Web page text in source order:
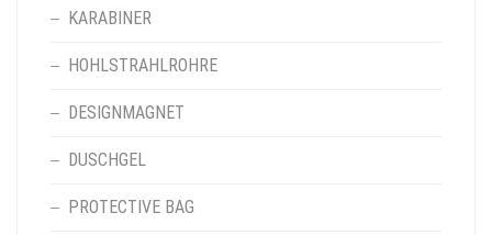
KARABINER
HOHLSTRAHLROHRE
DESIGNMAGNET
DUSCHGEL
PROTECTIVE BAG